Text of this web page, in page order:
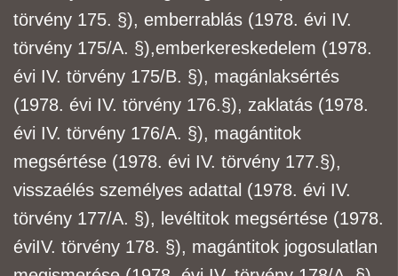
törvény 175. §), emberrablás (1978. évi IV.
törvény 175/A. §),emberkereskedelem (1978.
évi IV. törvény 175/B. §), magánlaksértés
(1978. évi IV. törvény 176.§), zaklatás (1978.
évi IV. törvény 176/A. §), magántitok
megsértése (1978. évi IV. törvény 177.§),
visszaélés személyes adattal (1978. évi IV.
törvény 177/A. §), levéltitok megsértése (1978.
éviIV. törvény 178. §), magántitok jogosulatlan